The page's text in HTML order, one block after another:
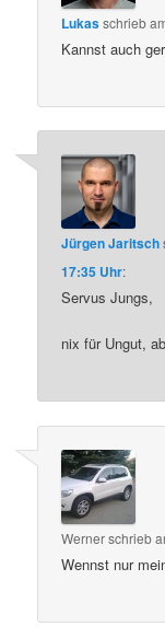
Lukasschrieb
Kannst auch
Jürgen Jaritsch
17:35 Uhr:
Servus Jungs,
nix für Ungut,
Wernerschrieb
Wennst nur